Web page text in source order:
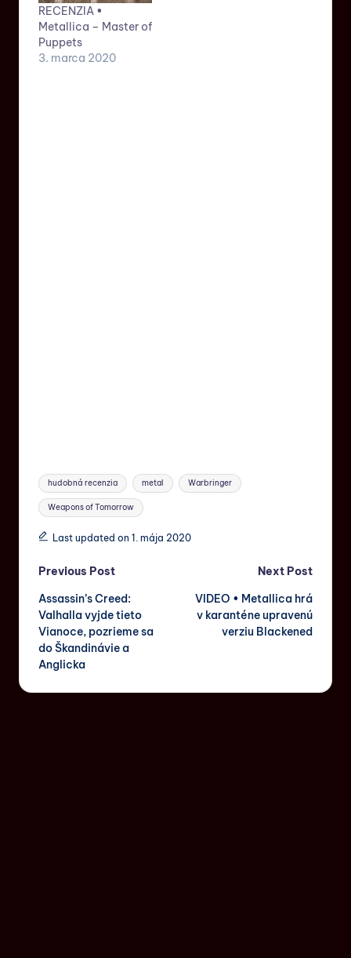
RECENZIA •
Metallica – Master of
Puppets
3. marca 2020
hudobná recenzia metal Warbringer
Weapons of Tomorrow
Last updated on 1. mája 2020
Previous Post
Assassin’s Creed:
Valhalla vyjde tieto
Vianoce, pozrieme sa
do Škandinávie a
Anglicka
Next Post
VIDEO • Metallica hrá
v karanténe upravenú
verziu Blackened